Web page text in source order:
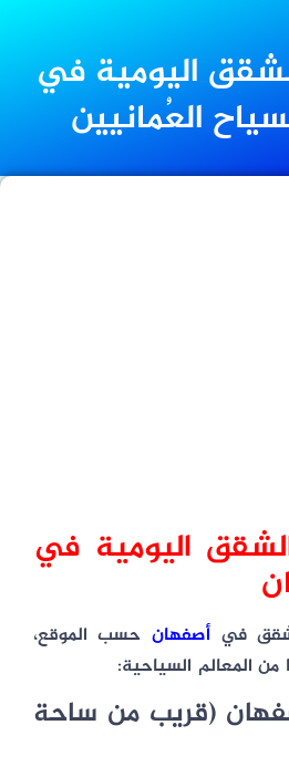
اليومية في
العُمانيين
اليومية في
فيأصفهانحسب الموقع،
المعالم السياحية:
(قريب من ساحة